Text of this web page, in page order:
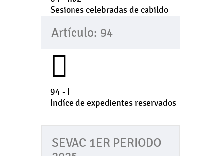
Sesiones celebradas de cabildo
Artículo: 94
94 - I
Indíce de expedientes reservados
SEVAC 1ER PERIODO